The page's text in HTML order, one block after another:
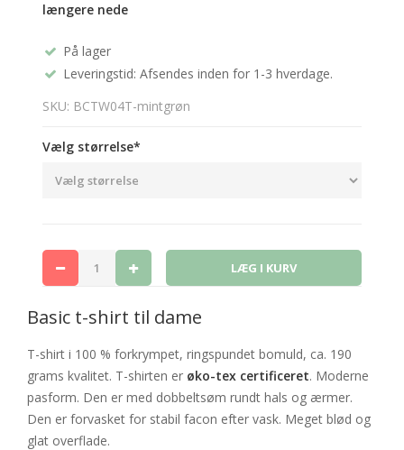
længere nede
På lager
Leveringstid: Afsendes inden for 1-3 hverdage.
SKU: BCTW04T-mintgrøn
Vælg størrelse*
Basic t-shirt til dame
T-shirt i 100 % forkrympet, ringspundet bomuld, ca. 190
grams kvalitet. T-shirten er øko-tex certificeret. Moderne
pasform. Den er med dobbeltsøm rundt hals og ærmer.
Den er forvasket for stabil facon efter vask. Meget blød og
glat overflade.